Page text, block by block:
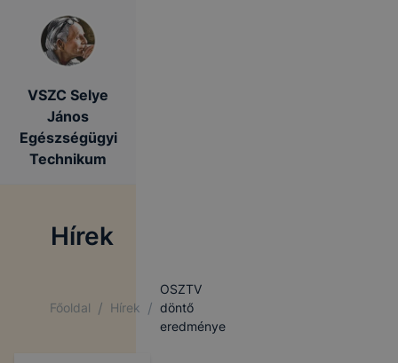
VSZC Selye
János
Egészségügyi
Technikum
Hírek
Főoldal / Hírek /
OSZTV
döntő
eredménye